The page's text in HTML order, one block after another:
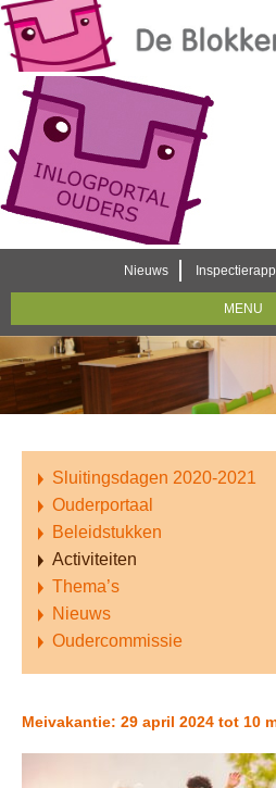
Nieuws
MENU
Sluitingsdagen 2020-2021
Ouderportaal
Beleidstukken
Activiteiten
Thema’s
Nieuws
Oudercommissie
Meivakantie: 29 april 2024 tot 10